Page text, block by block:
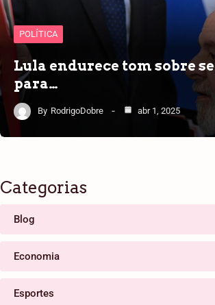
POLÍTICA
Lula endurece tom sobre
para…
By RodrigoDobre abr 1, 2025
Categorias
Blog
Economia
Esportes